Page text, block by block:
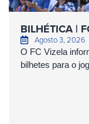
BILHÉTICA |
Agosto 3, 2026
O FC Vizela
bilhetes para o